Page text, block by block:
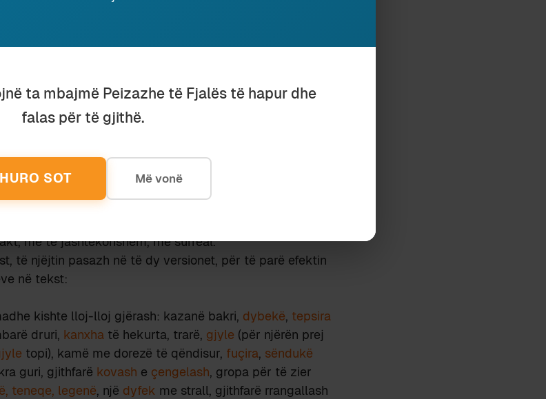
fjalë sipazar,teze, kala, xhamdhemysafir; për të mos
ndërhyrjet është e vështirë të përligjen – dhe
e cila – të mos harrojmë – vetëm 20-30 vjet më parë
Brenda kësaj kornize kohore-hapësinore, fjalët
i shërbejnë ankorimit, duke e sjellë historinë
më të jashtëkohshëm, më surreal.
të njëjtin pasazh në të dy versionet, për të parë efektin
në tekst:
kishte lloj-lloj gjërash: kazanë bakri, dybekë, tepsira
druri, kanxha të hekurta, trarë, gjyle (për njërën prej
topi), kamë me dorezë të qëndisur, fuçira, sëndukë
guri, gjithfarë kovash e çengelash, gropa për të zier
teneqe, legenë, një dyfek me strall, gjithfarë rrangallash
ta mbajmë Peizazhe të Fjalës të hapur dhe
falas për të gjithë.
SOT Më vonë